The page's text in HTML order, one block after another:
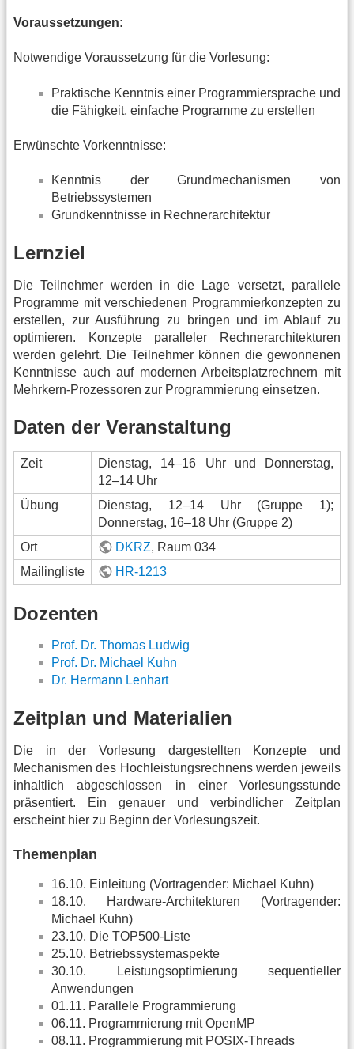
Voraussetzungen:
Notwendige Voraussetzung für die Vorlesung:
Praktische Kenntnis einer Programmiersprache und
die Fähigkeit, einfache Programme zu erstellen
Erwünschte Vorkenntnisse:
Kenntnis der Grundmechanismen von
Betriebssystemen
Grundkenntnisse in Rechnerarchitektur
Lernziel
Die Teilnehmer werden in die Lage versetzt, parallele
Programme mit verschiedenen Programmierkonzepten zu
erstellen, zur Ausführung zu bringen und im Ablauf zu
optimieren. Konzepte paralleler Rechnerarchitekturen
werden gelehrt. Die Teilnehmer können die gewonnenen
Kenntnisse auch auf modernen Arbeitsplatzrechnern mit
Mehrkern-Prozessoren zur Programmierung einsetzen.
Daten der Veranstaltung
Zeit
Dienstag, 14–16 Uhr und Donnerstag,
12–14 Uhr
Übung
Dienstag, 12–14 Uhr (Gruppe 1);
Donnerstag, 16–18 Uhr (Gruppe 2)
Ort
DKRZ, Raum 034
Mailingliste
HR-1213
Dozenten
Prof. Dr. Thomas Ludwig
Prof. Dr. Michael Kuhn
Dr. Hermann Lenhart
Zeitplan und Materialien
Die in der Vorlesung dargestellten Konzepte und
Mechanismen des Hochleistungsrechnens werden jeweils
inhaltlich abgeschlossen in einer Vorlesungsstunde
präsentiert. Ein genauer und verbindlicher Zeitplan
erscheint hier zu Beginn der Vorlesungszeit.
Themenplan
16.10. Einleitung (Vortragender: Michael Kuhn)
18.10. Hardware-Architekturen (Vortragender:
Michael Kuhn)
23.10. Die TOP500-Liste
25.10. Betriebssystemaspekte
30.10. Leistungsoptimierung sequentieller
Anwendungen
01.11. Parallele Programmierung
06.11. Programmierung mit OpenMP
08.11. Programmierung mit POSIX-Threads